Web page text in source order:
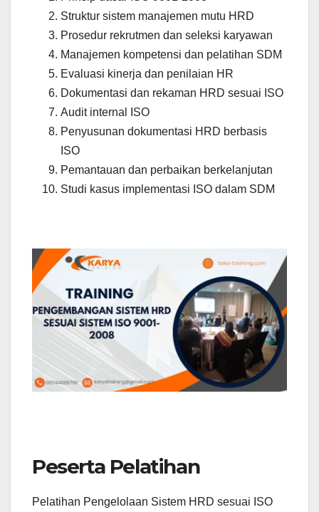
Struktur sistem manajemen mutu HRD
Prosedur rekrutmen dan seleksi karyawan
Manajemen kompetensi dan pelatihan SDM
Evaluasi kinerja dan penilaian HR
Dokumentasi dan rekaman HRD sesuai ISO
Audit internal ISO
Penyusunan dokumentasi HRD berbasis
ISO
Pemantauan dan perbaikan berkelanjutan
Studi kasus implementasi ISO dalam SDM
Peserta Pelatihan
Pelatihan Pengelolaan Sistem HRD sesuai ISO